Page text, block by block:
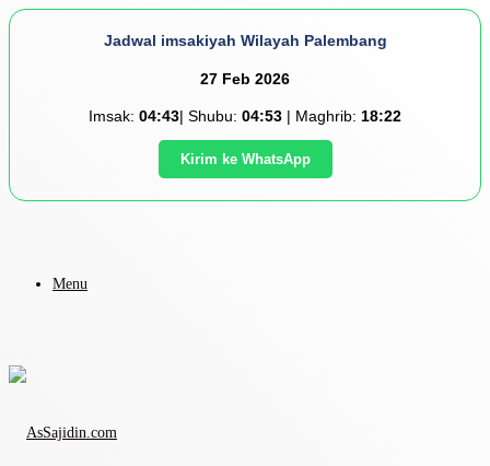
Jadwal imsakiyah Wilayah Palembang
27 Feb 2026
Imsak: 04:43| Shubu: 04:53 | Maghrib: 18:22
Kirim ke WhatsApp
Menu